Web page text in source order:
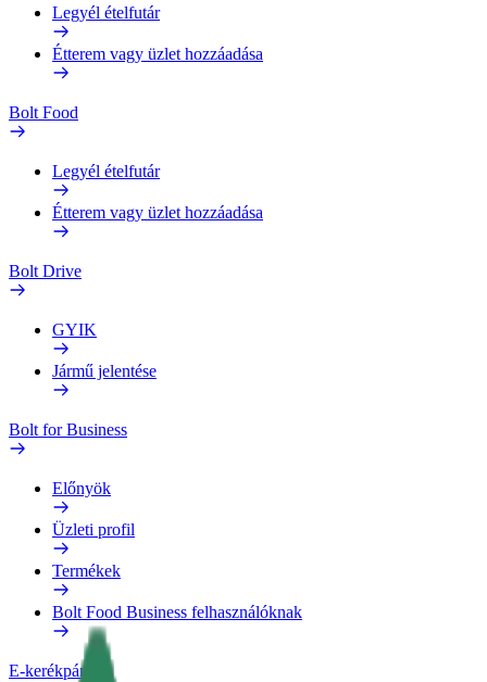
Legyél ételfutár
Étterem vagy üzlet hozzáadása
Bolt Food
Legyél ételfutár
Étterem vagy üzlet hozzáadása
Bolt Drive
GYIK
Jármű jelentése
Bolt for Business
Előnyök
Üzleti profil
Termékek
Bolt Food Business felhasználóknak
E-kerékpárok